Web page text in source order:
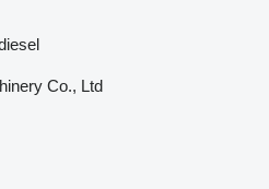
Co., Ltd